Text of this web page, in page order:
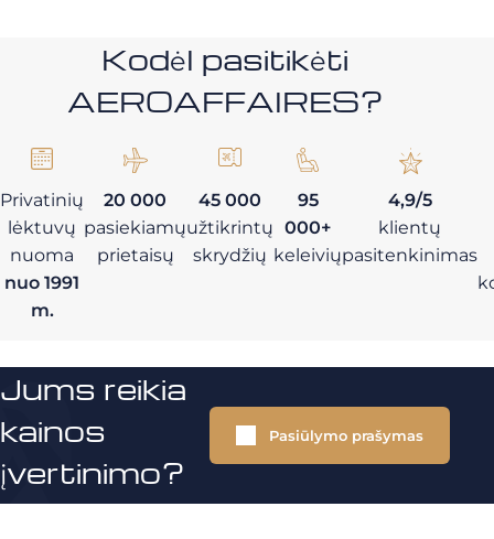
Kodėl pasitikėti
AEROAFFAIRES?
Privatinių
lėktuvų
nuoma
nuo 1991
m.
20 000
pasiekiamų
prietaisų
45 000
užtikrintų
skrydžių
95
000+
keleivių
4,9/5
klientų
pasitenkinimas
Jums reikia
kainos
įvertinimo?
Pasiūlymo prašymas